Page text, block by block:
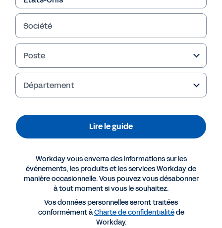
Failed to fetch
Société
Poste
Département
Lire le guide
Workday vous enverra des informations sur les
événements, les produits et les services Workday de
manière occasionnelle. Vous pouvez vous désabonner
à tout moment si vous le souhaitez.
Vos données personnelles seront traitées
conformément àCharte de confidentialitéde
Workday.